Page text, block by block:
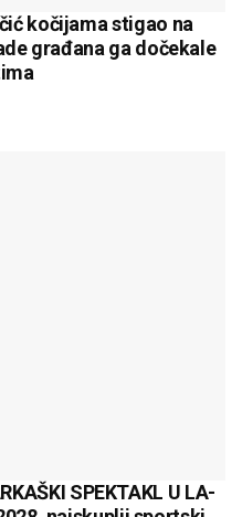
kočijama stigao na
građana ga dočekale
SPEKTAKL U LA-